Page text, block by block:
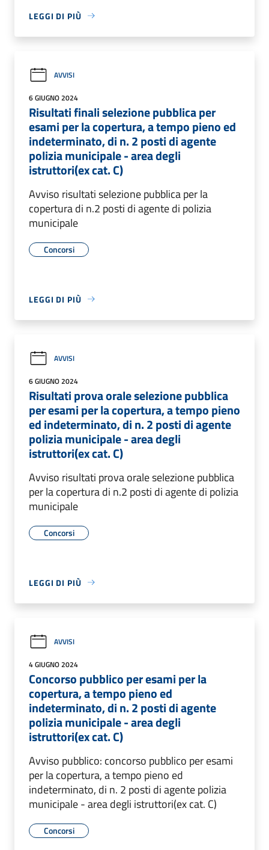
LEGGI DI PIÙ
AVVISI
6 GIUGNO 2024
Risultati finali selezione pubblica per
esami per la copertura, a tempo pieno ed
indeterminato, di n. 2 posti di agente
polizia municipale - area degli
istruttori(ex cat. C)
Avviso risultati selezione pubblica per la
copertura di n.2 posti di agente di polizia
municipale
Concorsi
LEGGI DI PIÙ
AVVISI
6 GIUGNO 2024
Risultati prova orale selezione pubblica
per esami per la copertura, a tempo pieno
ed indeterminato, di n. 2 posti di agente
polizia municipale - area degli
istruttori(ex cat. C)
Avviso risultati prova orale selezione pubblica
per la copertura di n.2 posti di agente di polizia
municipale
Concorsi
LEGGI DI PIÙ
AVVISI
4 GIUGNO 2024
Concorso pubblico per esami per la
copertura, a tempo pieno ed
indeterminato, di n. 2 posti di agente
polizia municipale - area degli
istruttori(ex cat. C)
Avviso pubblico: concorso pubblico per esami
per la copertura, a tempo pieno ed
indeterminato, di n. 2 posti di agente polizia
municipale - area degli istruttori(ex cat. C)
Concorsi